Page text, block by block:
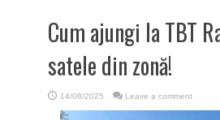
Cum ajungi la TBT
satele din zonă!
14/08/2025 Leave a comment